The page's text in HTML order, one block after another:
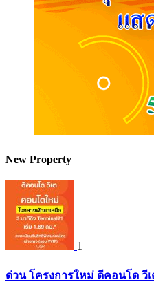
New Property
1
ด่วน โครงการใหม่ ดีคอนโด วี